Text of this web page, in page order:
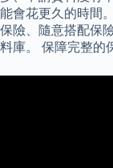
能會花更久的時間
保險、隨意搭配保
料庫。 保障完整的